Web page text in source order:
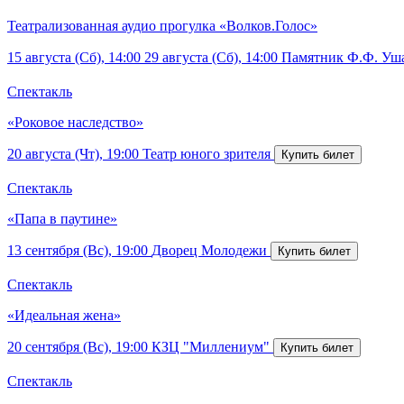
Театрализованная аудио прогулка «Волков.Голос»
15 августа (Сб), 14:00 29 августа (Сб), 14:00 Памятник Ф.Ф.
Спектакль
«Роковое наследство»
20 августа (Чт), 19:00 Театр юного зрителя
Спектакль
«Папа в паутине»
13 сентября (Вс), 19:00 Дворец Молодежи
Спектакль
«Идеальная жена»
20 сентября (Вс), 19:00 КЗЦ "Миллениум"
Спектакль